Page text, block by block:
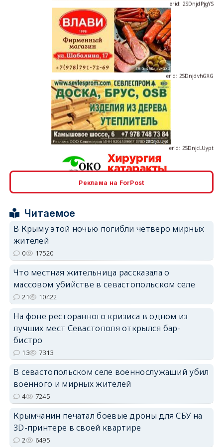
erid: 2SDnjdvhGXG
erid: 2SDnjcrDNw6
erid: 2SDnjdPjgYS
erid: 2SDnjdvhGXG
Реклама на ForPost
Читаемое
В Крыму этой ночью погибли четверо мирных
жителей
0 17520
Что местная жительница рассказала о
массовом убийстве в севастопольском селе
21 10422
На фоне ресторанного кризиса в одном из
лучших мест Севастополя открылся бар-
бистро
13 7313
В севастопольском селе военнослужащий убил
военного и мирных жителей
4 7245
Крымчанин печатал боевые дроны для СБУ на
3D-принтере в своей квартире
2 6495